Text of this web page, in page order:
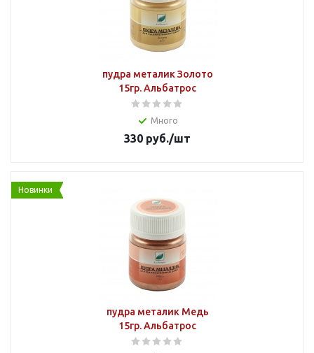
пудра металик Золото
15гр. Альбатрос
Много
330 руб./шт
Новинки
пудра металик Медь
15гр. Альбатрос